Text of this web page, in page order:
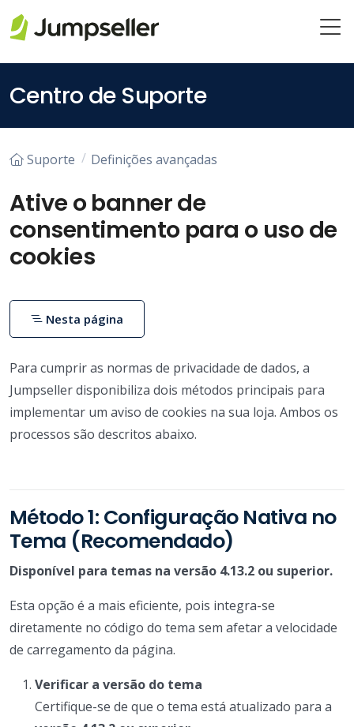
Centro de Suporte
Suporte Definições avançadas
Ative o banner de
consentimento para o uso de
cookies
Para cumprir as normas de privacidade de dados, a
Jumpseller disponibiliza dois métodos principais para
implementar um aviso de cookies na sua loja. Ambos os
processos são descritos abaixo.
Método 1: Configuração Nativa no
Tema (Recomendado)
Disponível para temas na versão 4.13.2 ou superior.
Esta opção é a mais eficiente, pois integra-se
diretamente no código do tema sem afetar a velocidade
de carregamento da página.
Verificar a versão do tema
Certifique-se de que o tema está atualizado para a
Nesta página